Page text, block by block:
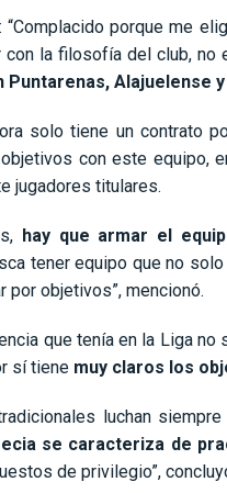
“Complacido porque me
con la filosofía del club, no
Puntarenas, Alajuelense y
solo tiene un contrato
con este equipo,
jugadores titulares.
hay que armar el
tener equipo que no
por objetivos”, mencionó.
que tenía en la Liga
sí tiene muy claros los
luchan
se caracteriza de
de privilegio”,